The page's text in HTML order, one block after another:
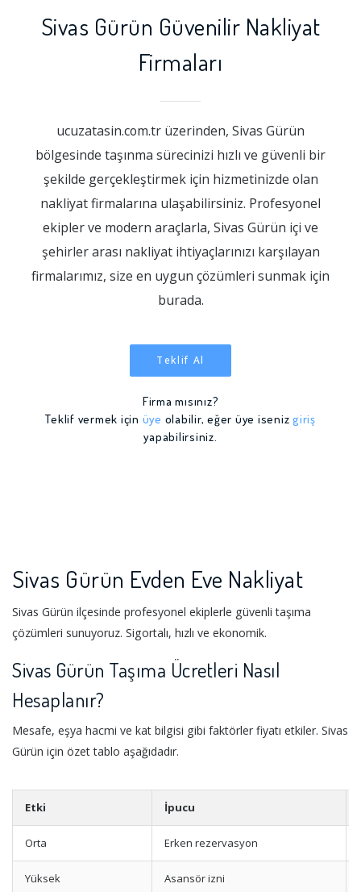
Sivas Gürün Güvenilir Nakliyat
Firmaları
ucuzatasin.com.tr üzerinden, Sivas Gürün
bölgesinde taşınma sürecinizi hızlı ve güvenli bir
şekilde gerçekleştirmek için hizmetinizde olan
nakliyat firmalarına ulaşabilirsiniz. Profesyonel
ekipler ve modern araçlarla, Sivas Gürün içi ve
şehirler arası nakliyat ihtiyaçlarınızı karşılayan
firmalarımız, size en uygun çözümleri sunmak için
burada.
Teklif Al
Firma mısınız?
Teklif vermek için üye olabilir, eğer üye iseniz giriş
yapabilirsiniz.
Sivas Gürün Evden Eve Nakliyat
Sivas Gürün ilçesinde profesyonel ekiplerle güvenli taşıma
çözümleri sunuyoruz. Sigortalı, hızlı ve ekonomik.
Sivas Gürün Taşıma Ücretleri Nasıl
Hesaplanır?
Mesafe, eşya hacmi ve kat bilgisi gibi faktörler fiyatı etkiler. Sivas
Gürün için özet tablo aşağıdadır.
Etki İpucu
Orta Erken rezervasyon
Yüksek Asansör izni